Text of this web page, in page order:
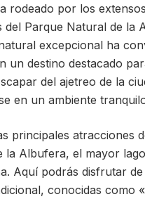
rodeado por los
del Parque Natural de la
excepcional ha
un destino destacado
del ajetreo de la
en un ambiente
principales atracciones
la Albufera, el mayor
Aquí podrás disfrutar
conocidas como